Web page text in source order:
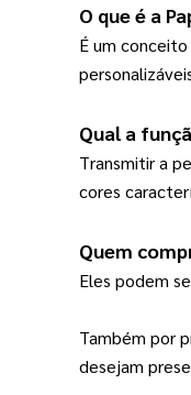
O que é a
É um
Qual a
Transmitir a
cores
Quem
Eles podem
Também por
desejam